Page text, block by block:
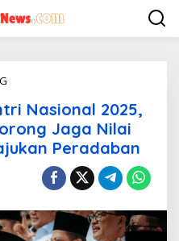
r
i
n
g
n
H
Nasional 2025,
Jaga Nilai
Peradaban